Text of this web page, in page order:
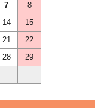
7
8
14
15
21
22
28
29